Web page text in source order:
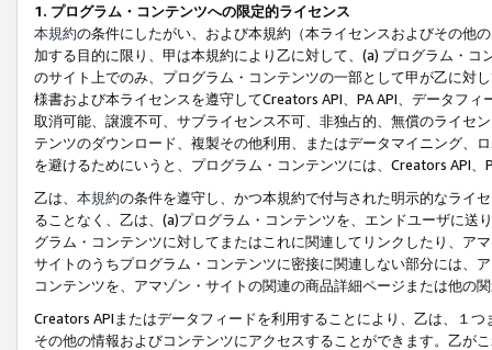
1. プログラム・コンテンツへの限定的ライセンス
本規約の条件にしたがい、および本規約（本ライセンスおよびその他
加する目的に限り、甲は本規約により乙に対して、(a) プログラム・
のサイト上でのみ、プログラム・コンテンツの一部として甲が乙に対
様書および本ライセンスを遵守してCreators API、PA API、データフ
取消可能、譲渡不可、サブライセンス不可、非独占的、無償のライセ
テンツのダウンロード、複製その他利用、またはデータマイニング、
を避けるためにいうと、プログラム・コンテンツには、Creators API
乙は、 本規約の条件を遵守し、かつ本規約で付与された明示的なライ
ることなく、乙は、(a)プログラム・コンテンツを、エンドユーザに
グラム・コンテンツに対してまたはこれに関連してリンクしたり、ア
サイトのうちプログラム・コンテンツに密接に関連しない部分には、
コンテンツを、アマゾン・サイトの関連の商品詳細ページまたは他の
Creators APIまたはデータフィードを利用することにより、乙は、１
その他の情報およびコンテンツにアクセスすることができます。乙が